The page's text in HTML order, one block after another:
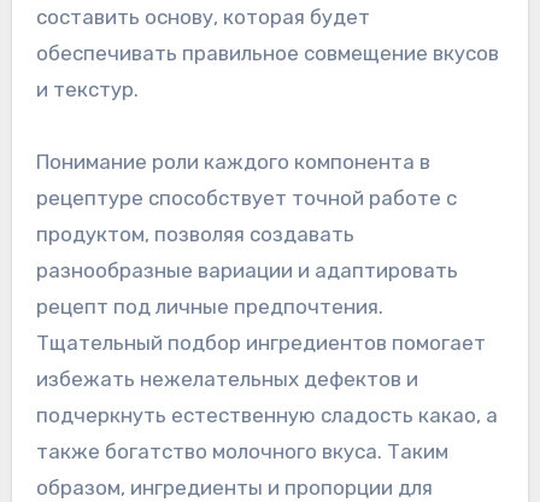
составить основу, которая будет
обеспечивать правильное совмещение вкусов
и текстур.
Понимание роли каждого компонента в
рецептуре способствует точной работе с
продуктом, позволяя создавать
разнообразные вариации и адаптировать
рецепт под личные предпочтения.
Тщательный подбор ингредиентов помогает
избежать нежелательных дефектов и
подчеркнуть естественную сладость какао, а
также богатство молочного вкуса. Таким
образом, ингредиенты и пропорции для